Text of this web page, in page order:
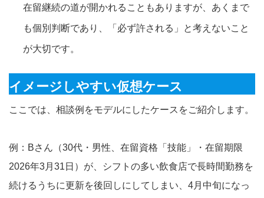
在留継続の道が開かれることもありますが、あくまで
も個別判断であり、「必ず許される」と考えないこと
が大切です。
イメージしやすい仮想ケース
ここでは、相談例をモデルにしたケースをご紹介します。
例：Bさん（30代・男性、在留資格「技能」・在留期限
2026年3月31日）が、シフトの多い飲食店で長時間勤務を
続けるうちに更新を後回しにしてしまい、4月中旬になっ